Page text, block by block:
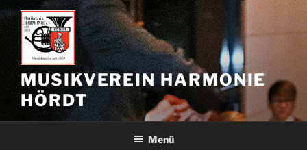
Zum
Inhalt
springen
MUSIKVEREIN HARMONIE
HÖRDT
Menü